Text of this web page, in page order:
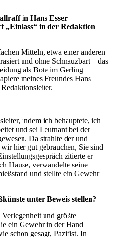
in Hans Esser
„Einlass“ in der Redaktion
Mitteln, etwa einer anderen
und ohne Schnauzbart – das
als Bote im Gerling-
meines Freundes Hans
indem ich behauptete, ich
und sei Leutnant bei der
Da strahlte der und
hier gut gebrauchen, Sie sind
zitierte er
Hause, verwandelte seine
und stellte ein Gewehr
unter Beweis stellen?
und größte
ein Gewehr in der Hand
schon gesagt, Pazifist. In